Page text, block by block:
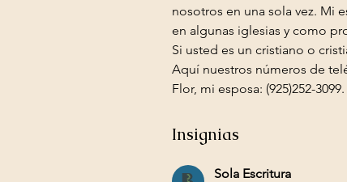
nosotros en una sola vez. Mi
en algunas iglesias y como
Si usted es un cristiano o
Aquí nuestros números de
Flor, mi esposa: (925)252-
Insignias
Sola Escritura